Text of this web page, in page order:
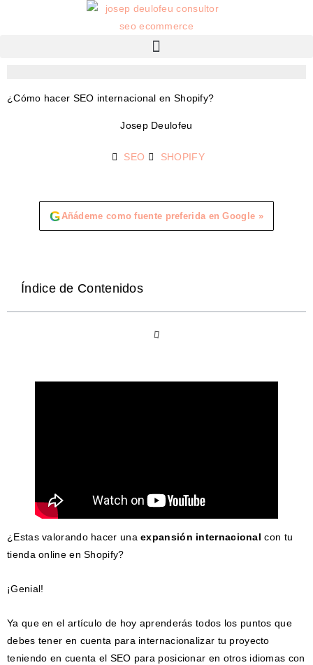
¿Cómo hacer SEO internacional en Shopify?
Josep Deulofeu
SEO SHOPIFY
GAñádeme como fuente preferida en Google »
Índice de Contenidos
¿Estas valorando hacer unaexpansión internacional con tu
tienda online en Shopify?
¡Genial!
Ya que en el artículo de hoy aprenderás todos los puntos que
debes tener en cuenta para internacionalizar tu proyecto
teniendo en cuenta el SEO para posicionar en otros idiomas con